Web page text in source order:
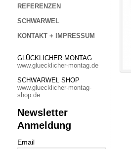
REFERENZEN
SCHWARWEL
KONTAKT + IMPRESSUM
GLÜCKLICHER MONTAG
www.gluecklicher-montag.de
SCHWARWEL SHOP
www.gluecklicher-montag-
shop.de
Newsletter
Anmeldung
Email